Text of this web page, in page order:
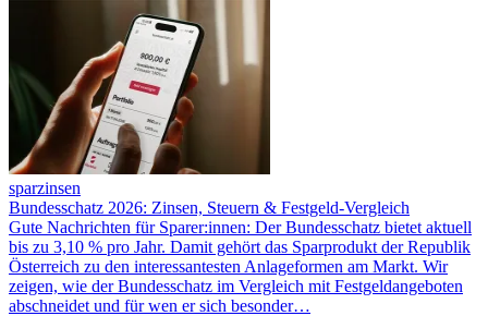
sparzinsen
Bundesschatz 2026: Zinsen, Steuern & Festgeld-Vergleich
Gute Nachrichten für Sparer:innen: Der Bundesschatz bietet aktuell
bis zu 3,10 % pro Jahr. Damit gehört das Sparprodukt der Republik
Österreich zu den interessantesten Anlageformen am Markt. Wir
zeigen, wie der Bundesschatz im Vergleich mit Festgeldangeboten
abschneidet und für wen er sich besonder…